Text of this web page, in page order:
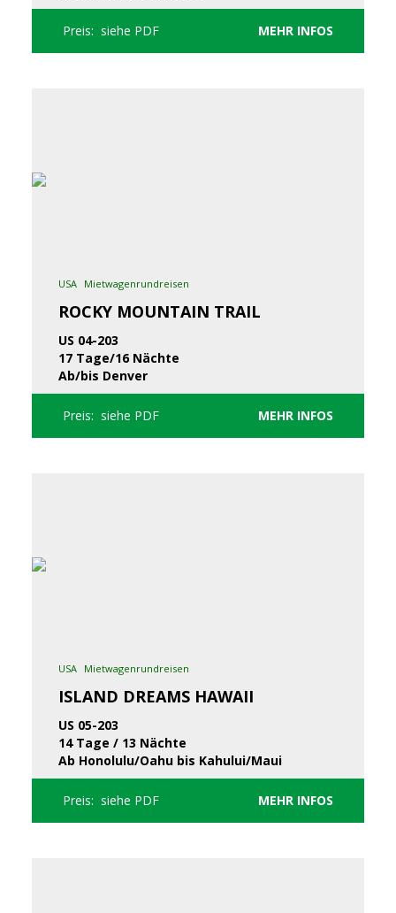
Preis: siehe PDF MEHR INFOS
USA Mietwagenrundreisen
ROCKY MOUNTAIN TRAIL
US 04-203
17 Tage/16 Nächte
Ab/bis Denver
Preis: siehe PDF MEHR INFOS
USA Mietwagenrundreisen
ISLAND DREAMS HAWAII
US 05-203
14 Tage / 13 Nächte
Ab Honolulu/Oahu bis Kahului/Maui
Preis: siehe PDF MEHR INFOS